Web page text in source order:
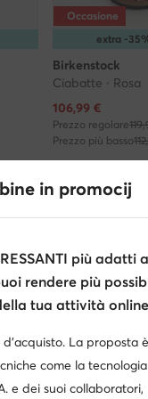
extra -
Occasione
Birkenstock
Ciabatte · Rosa
Prezzo attuale
106,99 €
Prezzo regolare
Prezzo più basso
in promocij
più adatti
rendere più
tua attività
La proposta
come la
e dei suoi collaboratori,